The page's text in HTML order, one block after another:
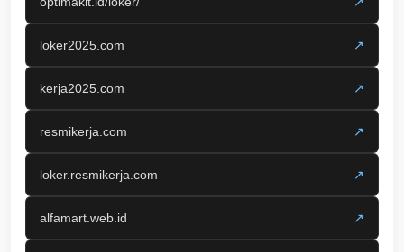
loker2025.com ↗
kerja2025.com ↗
resmikerja.com ↗
loker.resmikerja.com ↗
alfamart.web.id ↗